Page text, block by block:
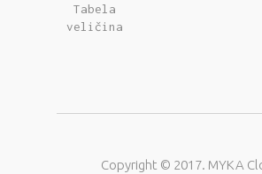
Tabela
veličina
Copyright © 2017. MYKA